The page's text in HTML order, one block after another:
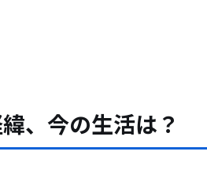
、今の生活は？